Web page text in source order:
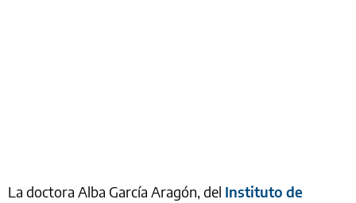
La doctora Alba García Aragón, del Instituto de